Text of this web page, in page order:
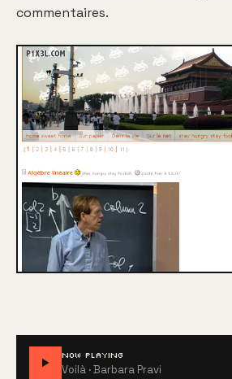
commentaires.
NOW PLAYING
Voilà · Barbara Pravi